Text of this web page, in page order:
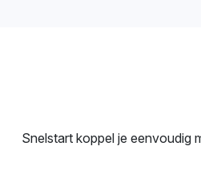
Snelstart koppel je eenvoudig